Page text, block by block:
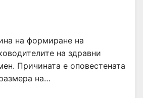
на формиране на
на здравни
Причината е оповестената
на…